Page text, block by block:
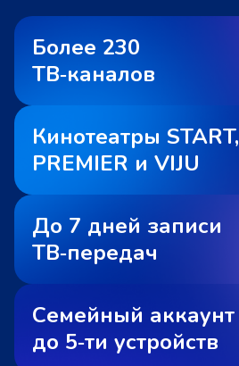
Более 230
ТВ‑каналов
Кинотеатры START,
PREMIER и VIJU
До 7 дней записи
ТВ‑передач
Семейный аккаунт
до 5‑ти устройств